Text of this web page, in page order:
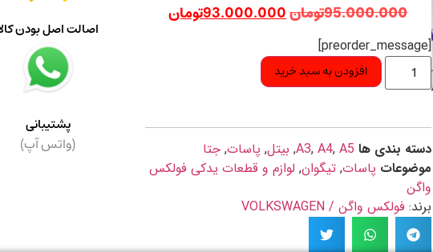
95.000.000تومان93.000.000تومان
[preorder_message]
افزودن به سبد خرید
دسته بندی ها A3, A4, A5
, بیتل, پاسات,جتا
موضوعات پاسات,تیگوان, لوازم و قطعات یدکی فولکس
واگن
برند:فولکس واگن / VOLKSWAGEN
اصالت اصل بودن
پشتیبانی
(واتس آپ)